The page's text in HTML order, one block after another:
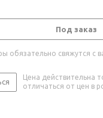
Под заказ
обязательно свяжутся с
Цена действительна
отличаться от цен в